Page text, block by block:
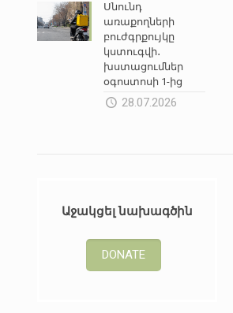
Սնունդ
առաքողների
բուժգրքույկը
կստուգվի․
խստացումներ
օգոստոսի 1-ից
28.07.2026
Աջակցել նախագծին
DONATE